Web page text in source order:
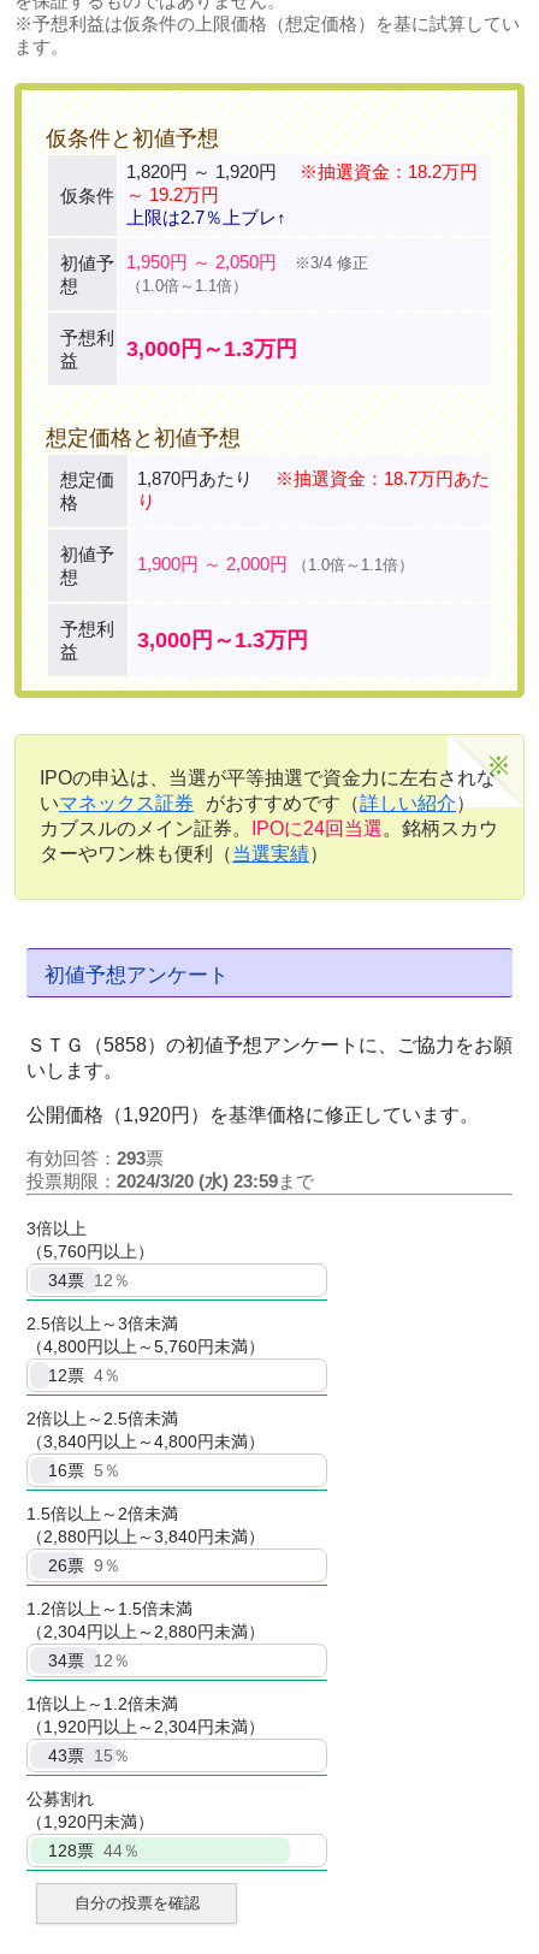
※予想利益は仮条件の上限価格（想定価格）を基に試算してい
ます。
仮条件と初値予想
仮条件
1,820円 ～ 1,920円
※抽選資金：18.2万円
～ 19.2万円
上限は2.7％上ブレ↑
初値予
想
1,950円 ～ 2,050円
※3/4 修正
（1.0倍～1.1倍）
予想利
益
3,000円～1.3万円
想定価格と初値予想
想定価
格
1,870円あたり
※抽選資金：18.7万円あた
り
初値予
想
1,900円 ～ 2,000円 （1.0倍～1.1倍）
予想利
益
3,000円～1.3万円
IPOの申込は、当選が平等抽選で資金力に左右されな
いマネックス証券 がおすすめです（詳しい紹介）
カブスルのメイン証券。
IPOに24回当選。銘柄スカウ
ターやワン株も便利（当選実績）
初値予想アンケート
ＳＴＧ（5858）の初値予想アンケートに、ご協力をお願
いします。
公開価格（1,920円）を基準価格に修正しています。
有効回答： 293票
投票期限： 2024/3/20 (水) 23:59まで
3倍以上
（5,760円以上）
34票 12％
2.5倍以上～3倍未満
（4,800円以上～5,760円未満）
12票 4％
2倍以上～2.5倍未満
（3,840円以上～4,800円未満）
16票 5％
1.5倍以上～2倍未満
（2,880円以上～3,840円未満）
26票 9％
1.2倍以上～1.5倍未満
（2,304円以上～2,880円未満）
34票 12％
1倍以上～1.2倍未満
（1,920円以上～2,304円未満）
43票 15％
公募割れ
（1,920円未満）
128票 44％
自分の投票を確認